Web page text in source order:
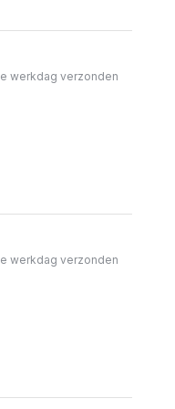
werkdag verzonden
werkdag verzonden